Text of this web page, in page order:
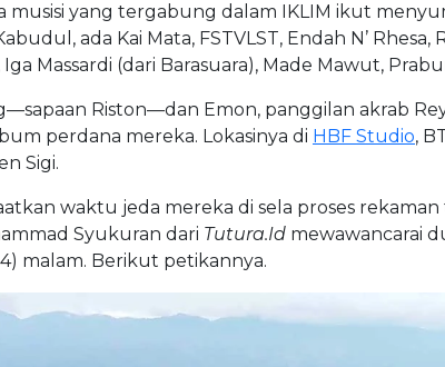
musisi yang tergabung dalam IKLIM ikut
ada Kai Mata, FSTVLST, Endah N’
Iga Massardi (dari Barasuara), Made Mawut,
Riston—dan Emon, panggilan akrab
perdana mereka. Lokasinya di HBF Studio,
Sigi.
waktu jeda mereka di sela proses
Syukuran dari Tutura.Id mewawancarai
malam. Berikut petikannya.